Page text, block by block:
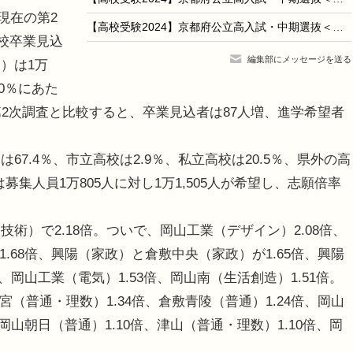
【高校受験2024】京都府公立高入試・中期選抜＜国語＞講評…難易度はやや易～標準
編集部にメッセージを送る
在の第2
卒業見込
は1万
％にあた
次調査と比較すると、卒業見込者は87人増、進学希望者
％、市立高校は2.9％、私立高校は20.5％、県外の高
集人員1万805人に対し1万1,505人が希望し、志願倍率
）で2.18倍。ついで、岡山工業（デザイン）2.08倍、
倍、興陽（家政）と倉敷中央（家政）が1.65倍、興陽
山工業（電気）1.53倍、岡山南（生活創造）1.51倍。
普通・理数）1.34倍、倉敷青陵（普通）1.24倍、岡山
山朝日（普通）1.10倍、津山（普通・理数）1.10倍、岡